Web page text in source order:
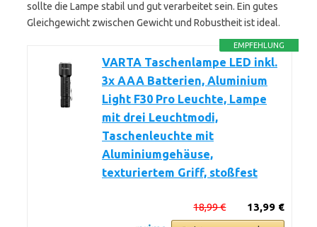
sollte die Lampe stabil und gut verarbeitet sein. Ein gutes
Gleichgewicht zwischen Gewicht und Robustheit ist ideal.
EMPFEHLUNG
VARTA Taschenlampe LED inkl.
3x AAA Batterien, Aluminium
Light F30 Pro Leuchte, Lampe
mit drei Leuchtmodi,
Taschenleuchte mit
Aluminiumgehäuse,
texturiertem Griff, stoßfest
13,99 €
18,99 €